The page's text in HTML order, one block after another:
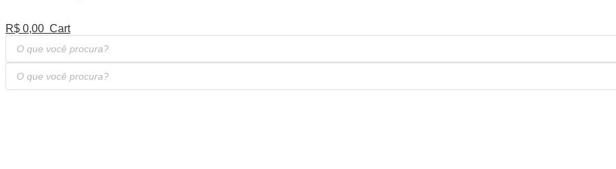
R$ 0,00 Cart
Pesquisar
produtos
Pesquisar
produtos